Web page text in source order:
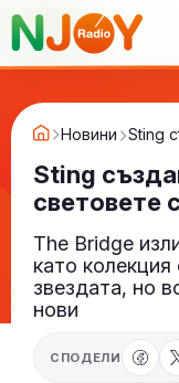
Новини Sting
Sting
световете
The Bridge
като
звездата, но
нови
СПОДЕЛИ